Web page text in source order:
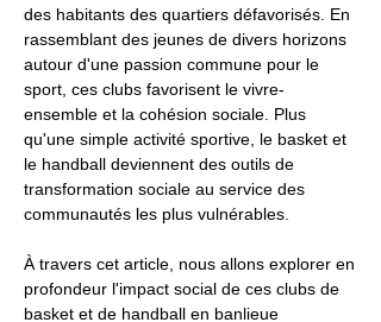
des habitants des quartiers défavorisés. En
rassemblant des jeunes de divers horizons
autour d'une passion commune pour le
sport, ces clubs favorisent le vivre-
ensemble et la cohésion sociale. Plus
qu'une simple activité sportive, le basket et
le handball deviennent des outils de
transformation sociale au service des
communautés les plus vulnérables.
À travers cet article, nous allons explorer en
profondeur l'impact social de ces clubs de
basket et de handball en banlieue